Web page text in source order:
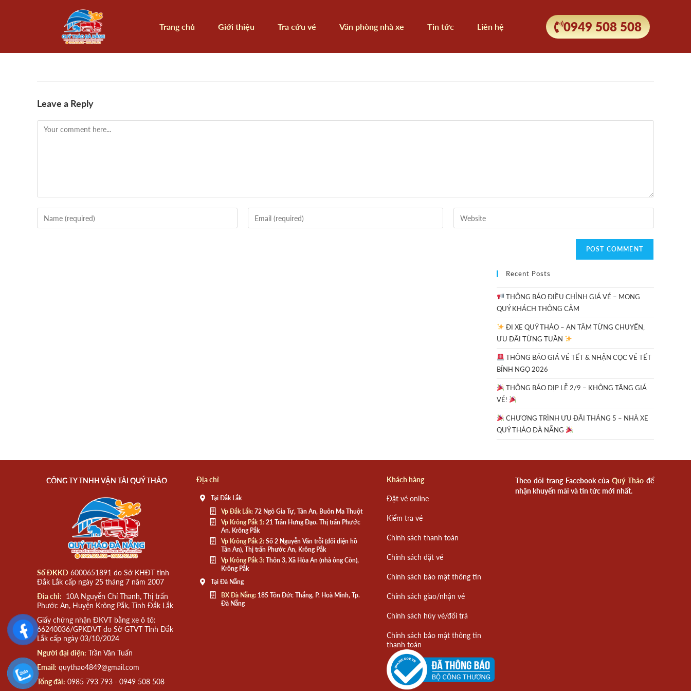
Trang chủ Giới thiệu Tra cứu vé Văn phòng nhà xe Tin tức Liên hệ 0949 508 508
Leave a Reply
Recent Posts
THÔNG BÁO ĐIỀU CHỈNH GIÁ VÉ – MONG
QUÝ KHÁCH THÔNG CẢM
ĐI XE QUÝ THẢO – AN TÂM TỪNG CHUYẾN,
ƯU ĐÃI TỪNG TUẦN
THÔNG BÁO GIÁ VÉ TẾT & NHẬN CỌC VÉ TẾT
BÍNH NGỌ 2026
THÔNG BÁO DỊP LỄ 2/9 – KHÔNG TĂNG GIÁ
VÉ!
CHƯƠNG TRÌNH ƯU ĐÃI THÁNG 5 – NHÀ XE
QUÝ THẢO ĐÀ NẴNG
CÔNG TY TNHH VẬN TẢI QUÝ THẢO
Số ĐKKD 6000651891 do Sở KHĐT tỉnh
Đắk Lắk cấp ngày 25 tháng 7 năm 2007
Đia chỉ: 10A Nguyễn Chí Thanh, Thị trấn
Phước An, Huyện Krông Pắk, Tỉnh Đắk Lắk
Giấy chứng nhận ĐKVT bằng xe ô tô:
66240036/GPKDVT do Sở GTVT Tỉnh Đắk
Lắk cấp ngày 03/10/2024
Người đại diện: Trần Văn Tuấn
Email: quythao4849@gmail.com
Tổng đài: 0985 793 793 - 0949 508 508
Địa chỉ
Tại Đắk Lắk
Vp Đắk Lắk:72 Ngô Gia Tự, Tân An, Buôn Ma Thuột
Vp Krông Pắk 1:21 Trần Hưng Đạo. Thị trấn Phước
An. Krông Pắk
Vp Krông Pắk 2:Số 2 Nguyễn Văn trỗi (đối diện hồ
Tân An), Thị trấn Phước An, Krông Pắk
Vp Krông Pắk 3:Thôn 3, Xã Hòa An (nhà ông Còn),
Krông Pắk
Tại Đà Nẵng
BX Đà Nẵng:185 Tôn Đức Thắng, P. Hoà Minh, Tp.
Đà Nẵng
Khách hàng
Đặt vé online
Kiểm tra vé
Chính sách thanh toán
Chính sách đặt vé
Chính sách bảo mật thông tin
Chính sách giao/nhận vé
Chính sách hủy vé/đổi trả
Chính sách bảo mật thông tin
thanh toán
Theo dõi trang Facebook củaQuý Thảo để
nhận khuyến mãi và tin tức mới nhất.